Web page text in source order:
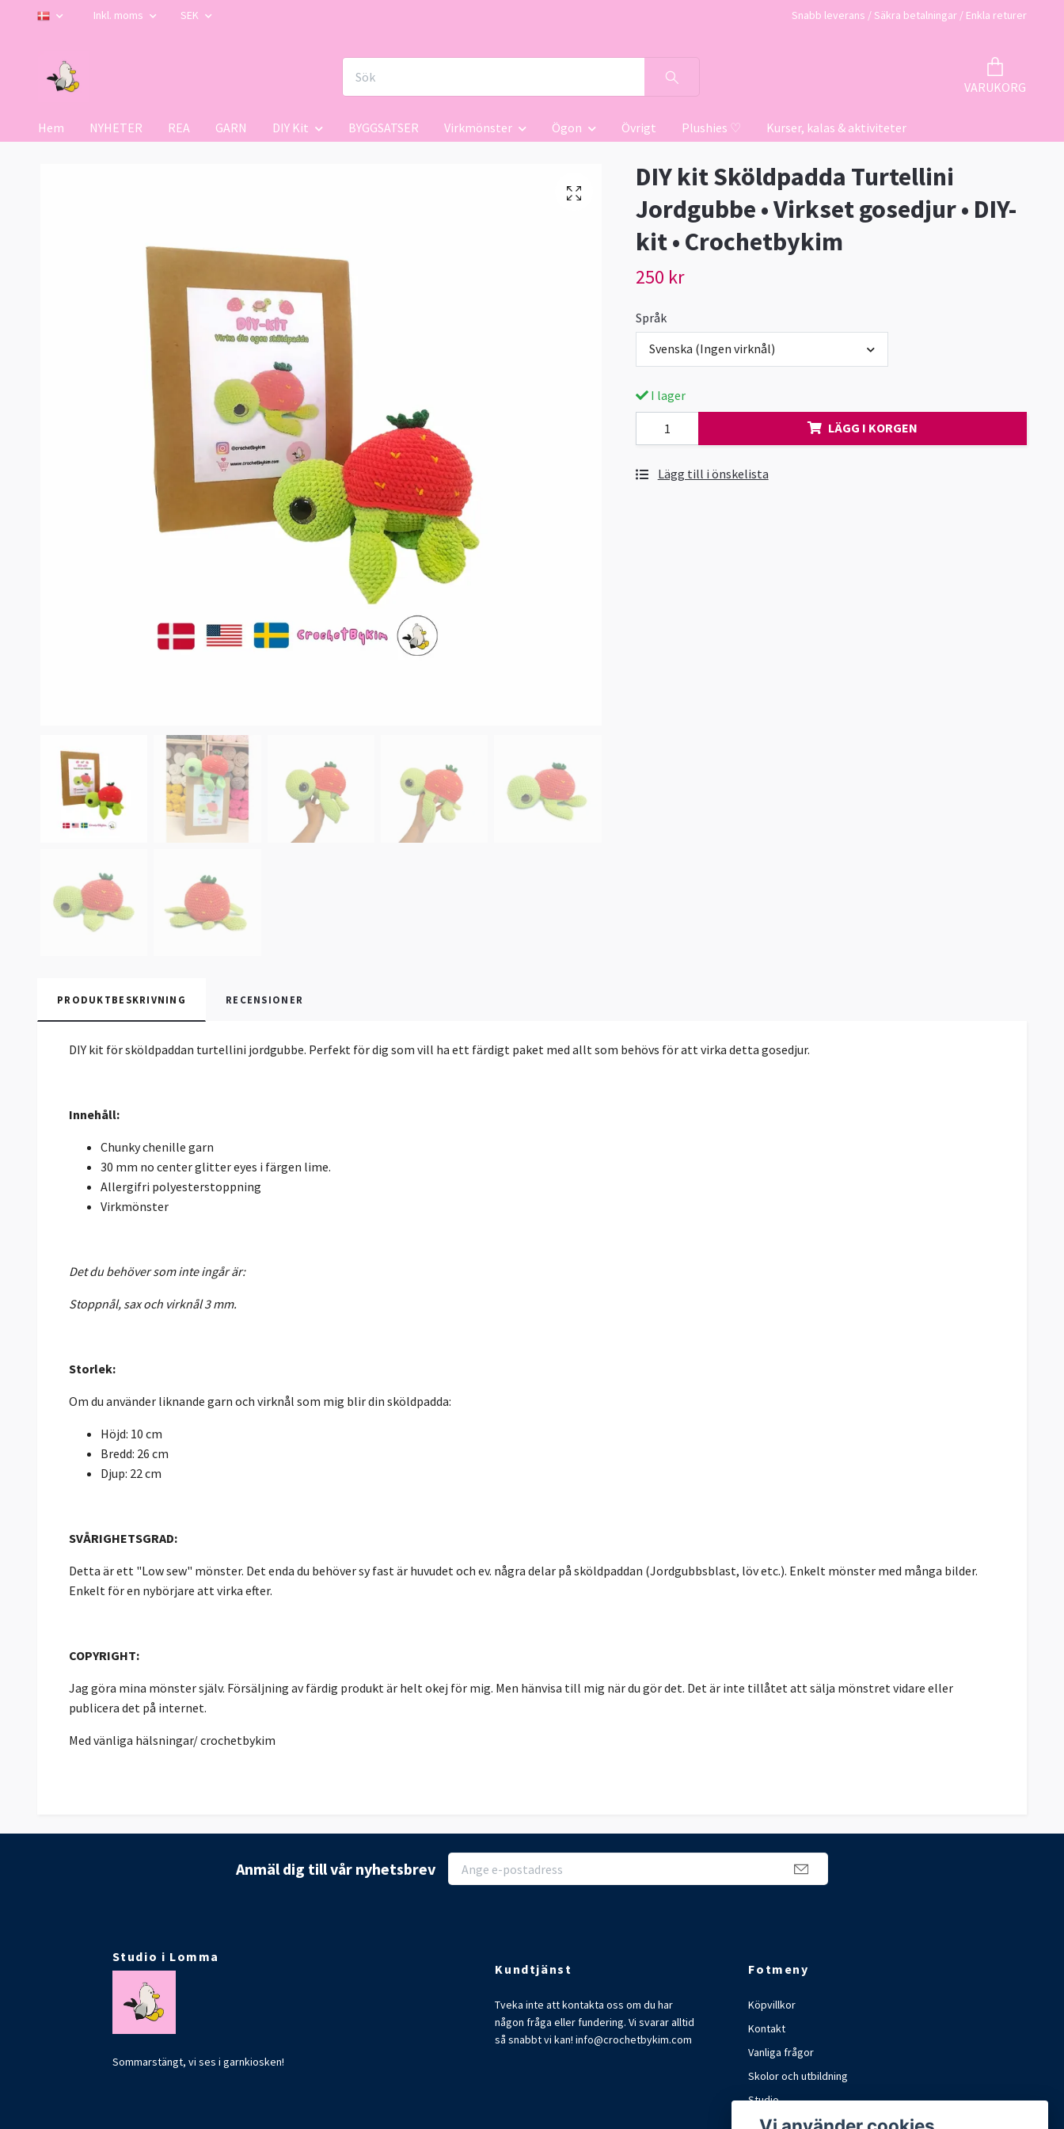
Inkl. moms SEK Snabb leverans / Säkra betalningar / Enkla returer
VARUKORG
Hem NYHETER REA GARN DIY Kit BYGGSATSER Virkmönster Ögon Övrigt Plushies ♡ Kurser, kalas & aktiviteter
DIY kit Sköldpadda Turtellini
Jordgubbe • Virkset gosedjur • DIY-
kit • Crochetbykim
250 kr
Språk
Svenska (Ingen virknål)
I lager
LÄGG I KORGEN
Lägg till i önskelista
PRODUKTBESKRIVNING RECENSIONER
DIY kit för sköldpaddan turtellini jordgubbe. Perfekt för dig som vill ha ett färdigt paket med allt som behövs för att virka detta gosedjur.
Innehåll:
Chunky chenille garn
30 mm no center glitter eyes i färgen lime.
Allergifri polyesterstoppning
Virkmönster
Det du behöver som inte ingår är:
Stoppnål, sax och virknål 3 mm.
Storlek:
Om du använder liknande garn och virknål som mig blir din sköldpadda:
Höjd: 10 cm
Bredd: 26 cm
Djup: 22 cm
SVÅRIGHETSGRAD:
Detta är ett "Low sew" mönster. Det enda du behöver sy fast är huvudet och ev. några delar på sköldpaddan (Jordgubbsblast, löv etc.). Enkelt mönster med många bilder.
Enkelt för en nybörjare att virka efter.
COPYRIGHT:
Jag göra mina mönster själv. Försäljning av färdig produkt är helt okej för mig. Men hänvisa till mig när du gör det. Det är inte tillåtet att sälja mönstret vidare eller
publicera det på internet.
Med vänliga hälsningar/ crochetbykim
Anmäl dig till vår nyhetsbrev
Studio i Lomma
Sommarstängt, vi ses i garnkiosken!
Kundtjänst
Tveka inte att kontakta oss om du har
någon fråga eller fundering. Vi svarar alltid
så snabbt vi kan!info@crochetbykim.com
Fotmeny
Köpvillkor
Kontakt
Vanliga frågor
Skolor och utbildning
Studio
Marknader och mässor